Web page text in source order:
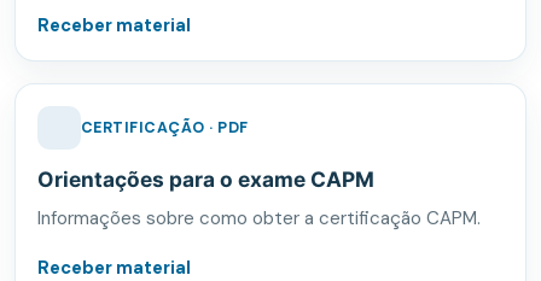
Receber material
CERTIFICAÇÃO · PDF
Orientações para o exame CAPM
Informações sobre como obter a certificação CAPM.
Receber material